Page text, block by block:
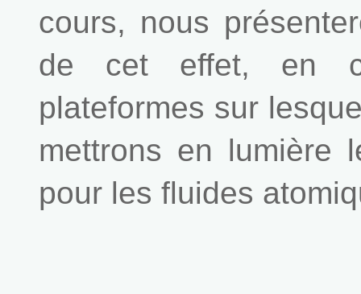
cours, nous
de cet effet, en
plateformes sur
mettrons en lumière
pour les fluides